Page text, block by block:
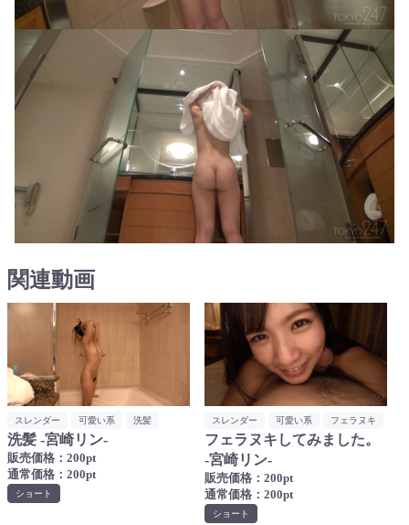
関連動画
スレンダー 可愛い系 洗髪
洗髪 -宮崎リン-
販売価格：200pt
通常価格：200pt
ショート
スレンダー 可愛い系 フェラヌキ
フェラヌキしてみました。
-宮崎リン-
販売価格：200pt
通常価格：200pt
ショート